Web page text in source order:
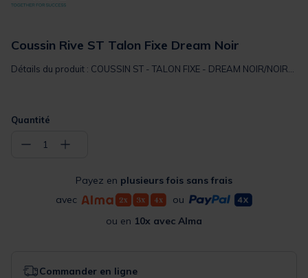
Coussin Rive ST Talon Fixe Dream Noir
Détails du produit : COUSSIN ST - TALON FIXE - DREAM NOIR/NOIR...
Quantité
− 1 +
Payez en plusieurs fois sans frais
avec
ou
ou en 10x avec Alma
Commander en ligne